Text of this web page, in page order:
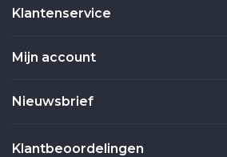
Klantenservice
Mijn account
Nieuwsbrief
Klantbeoordelingen